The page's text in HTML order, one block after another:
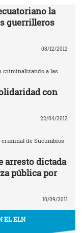
la
guerrilleros
08/12/2012
criminalizando a las
con
22/04/2012
criminal de Sucumbíos
arresto dictada
pública por
10/09/2011
EL ELN